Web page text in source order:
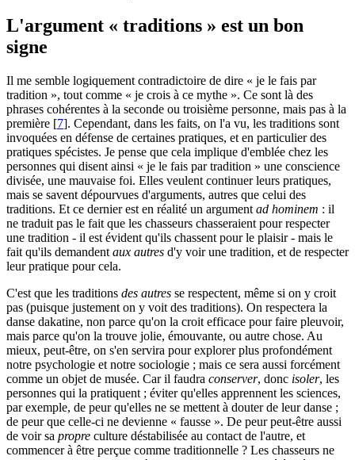
L'argument « traditions » est un bon
signe
Il me semble logiquement contradictoire de dire « je le fais par
tradition », tout comme « je crois à ce mythe ». Ce sont là des
phrases cohérentes à la seconde ou troisième personne, mais pas à la
première [7]. Cependant, dans les faits, on l'a vu, les traditions sont
invoquées en défense de certaines pratiques, et en particulier des
pratiques spécistes. Je pense que cela implique d'emblée chez les
personnes qui disent ainsi « je le fais par tradition » une conscience
divisée, une mauvaise foi. Elles veulent continuer leurs pratiques,
mais se savent dépourvues d'arguments, autres que celui des
traditions. Et ce dernier est en réalité un argument ad hominem : il
ne traduit pas le fait que les chasseurs chasseraient pour respecter
une tradition - il est évident qu'ils chassent pour le plaisir - mais le
fait qu'ils demandent aux autres d'y voir une tradition, et de respecter
leur pratique pour cela.
C'est que les traditions des autres se respectent, même si on y croit
pas (puisque justement on y voit des traditions). On respectera la
danse dakatine, non parce qu'on la croit efficace pour faire pleuvoir,
mais parce qu'on la trouve jolie, émouvante, ou autre chose. Au
mieux, peut-être, on s'en servira pour explorer plus profondément
notre psychologie et notre sociologie ; mais ce sera aussi forcément
comme un objet de musée. Car il faudra conserver, donc isoler, les
personnes qui la pratiquent ; éviter qu'elles apprennent les sciences,
par exemple, de peur qu'elles ne se mettent à douter de leur danse ;
de peur que celle-ci ne devienne « fausse ». De peur peut-être aussi
de voir sa propre culture déstabilisée au contact de l'autre, et
commencer à être perçue comme traditionnelle ? Les chasseurs ne